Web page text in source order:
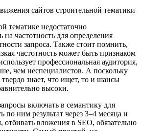
тематике недостаточно
на частотность для определения
запроса. Также стоит помнить,
частотность может быть признаком
профессиональная аудитория,
чем неспециалистов. А поскольку
знает, что ищет, то и шансы
высоки.
включать в семантику для
по ним результат через 3–4 месяца и
отбивать вложения в SEO, обязательно